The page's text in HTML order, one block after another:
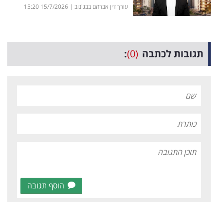
עורך דין אברהם בבג'נוב |
15/7/2026
15:20
תגובות לכתבה (0)
:
הוסף תגובה